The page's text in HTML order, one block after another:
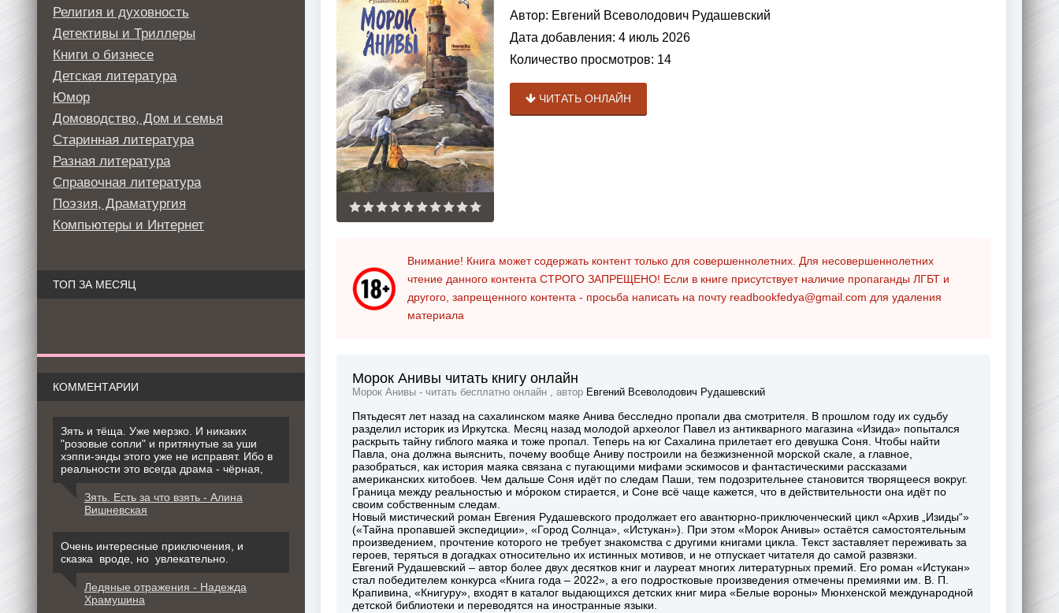
Автор: Евгений Всеволодович Рудашевский
Дата добавления: 4 июль 2026
Количество просмотров: 14
ЧИТАТЬ ОНЛАЙН
Внимание! Книга может содержать контент только для совершеннолетних. Для несовершеннолетних
чтение данного контента СТРОГО ЗАПРЕЩЕНО! Если в книге присутствует наличие пропаганды ЛГБТ и
другого, запрещенного контента - просьба написать на почту readbookfedya@gmail.com для удаления
материала
Морок Анивы читать книгу онлайн
Морок Анивы - читать бесплатно онлайн , автор Евгений Всеволодович Рудашевский
Пятьдесят лет назад на сахалинском маяке Анива бесследно пропали два смотрителя. В прошлом году их судьбу
разделил историк из Иркутска. Месяц назад молодой археолог Павел из антикварного магазина «Изида» попытался
раскрыть тайну гиблого маяка и тоже пропал. Теперь на юг Сахалина прилетает его девушка Соня. Чтобы найти
Павла, она должна выяснить, почему вообще Аниву построили на безжизненной морской скале, а главное,
разобраться, как история маяка связана с пугающими мифами эскимосов и фантастическими рассказами
американских китобоев. Чем дальше Соня идёт по следам Паши, тем подозрительнее становится творящееся вокруг.
Граница между реальностью и мо́роком стирается, и Соне всё чаще кажется, что в действительности она идёт по
своим собственным следам.
Новый мистический роман Евгения Рудашевского продолжает его авантюрно-приключенческий цикл «Архив „Изиды“»
(«Тайна пропавшей экспедиции», «Город Солнца», «Истукан»). При этом «Морок Анивы» остаётся самостоятельным
произведением, прочтение которого не требует знакомства с другими книгами цикла. Текст заставляет переживать за
героев, теряться в догадках относительно их истинных мотивов, и не отпускает читателя до самой развязки.
Евгений Рудашевский – автор более двух десятков книг и лауреат многих литературных премий. Его роман «Истукан»
стал победителем конкурса «Книга года – 2022», а его подростковые произведения отмечены премиями им. В. П.
Крапивина, «Книгуру», входят в каталог выдающихся детских книг мира «Белые вороны» Мюнхенской международной
детской библиотеки и переводятся на иностранные языки.
Религия и духовность
Детективы и Триллеры
Книги о бизнесе
Детская литература
Юмор
Домоводство, Дом и семья
Старинная литература
Разная литература
Справочная литература
Поэзия, Драматургия
Компьютеры и Интернет
ТОП ЗА МЕСЯЦ
КОММЕНТАРИИ
Зять и тёща. Уже мерзко. И никаких
"розовые сопли" и притянутые за уши
хэппи-энды этого уже не исправят. Ибо в
реальности это всегда драма - чёрная,
Зять. Есть за что взять - Алина
Вишневская
Очень интересные приключения, и
сказка вроде, но увлекательно.
Ледяные отражения - Надежда
Храмушина